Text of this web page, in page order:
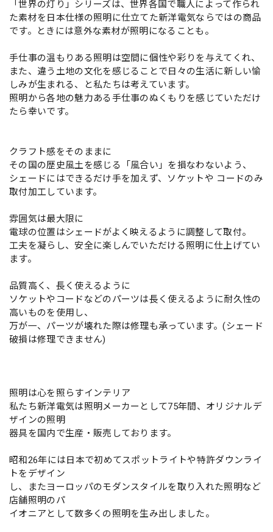
「世界の灯り」シリーズは、世界各国で職人によって作られ
た素材を日本仕様の照明に仕立てた新洋電気ならではの商品
です。ときには意外な素材が照明になることも。
手仕事の温もりある照明は空間に個性や彩りを与えてくれ、
また、違う土地の文化を感じることで日々の生活に新しい愉
しみが生まれる、と私たちは考えています。
照明から各地の魅力ある手仕事のぬくもりを感じていただけ
たら幸いです。
クラフト感をそのままに
その国の歴史風土を感じる「風合い」を損なわないよう、
シェードにはできるだけ手を加えず、ソケットや コードのみ
取付加工しています。
雰囲気は最大限に
電球の位置はシェードがよく映えるように調整して取付。
工夫を凝らし、安全に楽しんでいただける照明に仕上げてい
ます。
品質高く、長く使えるように
ソケットやコードなどのパーツは長く使えるように耐久性の
高いものを使用し、
万が一、パーツが壊れた際は修理も承っています。(シェード
破損は修理できません)
照明は心を照らすインテリア
私たち新洋電気は照明メーカーとして75年間、オリジナルデ
ザインの照明
器具を国内で生産・販売しております。
昭和26年には日本で初めてスポットライトや特許ダウンライ
トをデザイン
し、またヨーロッパのモダンスタイルを取り入れた照明など
店舗照明のパ
イオニアとして数多くの照明を生み出しました。